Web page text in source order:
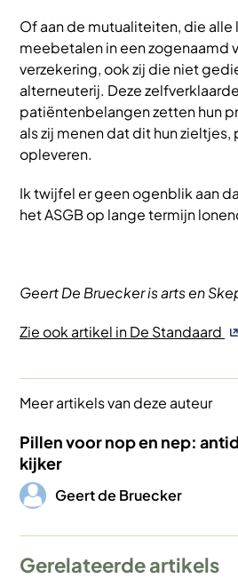
Of aan de mutualiteiten, die alle
meebetalen in een zogenaamd
verzekering, ook zij die niet
alterneuterij. Deze
patiëntenbelangen zetten hun
als zij menen dat dit hun
opleveren.
Ik twijfel er geen ogenblik aan
het ASGB op lange termijn
Geert De Bruecker is arts en
Zie ook artikel in De Standaard
Meer artikels van deze auteur
Pillen voor nop en nep:
kijker
AfbeeldingGeert de Bruecker
Gerelateerde artikels